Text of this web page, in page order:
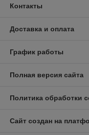
Контакты
Доставка и оплата
График работы
Полная версия сайта
Политика обработки
Сайт создан на